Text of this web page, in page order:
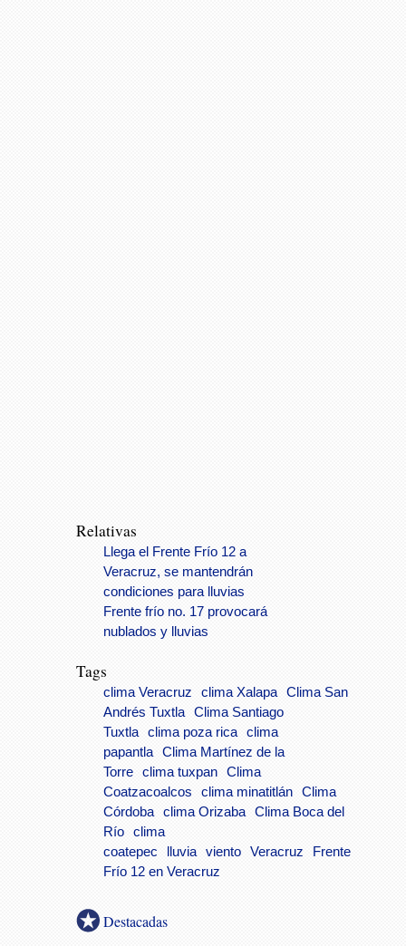
Relativas
Llega el Frente Frío 12 a
Veracruz, se mantendrán
condiciones para lluvias
Frente frío no. 17 provocará
nublados y lluvias
Tags
clima Veracruz clima Xalapa
Clima San
Andrés Tuxtla
Clima Santiago
Tuxtla
clima poza rica
clima
papantla
Clima Martínez de la
Torre
clima tuxpan
Clima
Coatzacoalcos
clima minatitlán
Clima
Córdoba
clima Orizaba
Clima Boca del
Río
clima
coatepec
lluvia viento Veracruz
Frente
Frío 12 en Veracruz
Destacadas